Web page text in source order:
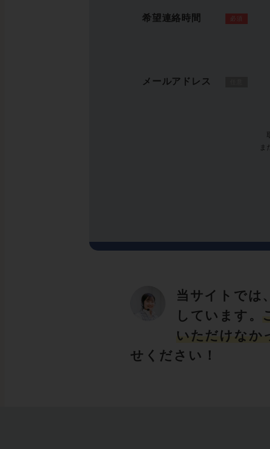
当サイトでは
しています。
いただけなか
せください！